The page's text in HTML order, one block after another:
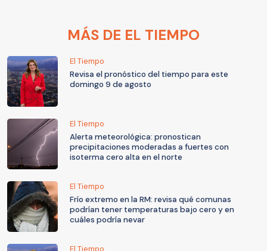
MÁS DE EL TIEMPO
El Tiempo
Revisa el pronóstico del tiempo para este
domingo 9 de agosto
El Tiempo
Alerta meteorológica: pronostican
precipitaciones moderadas a fuertes con
isoterma cero alta en el norte
El Tiempo
Frío extremo en la RM: revisa qué comunas
podrían tener temperaturas bajo cero y en
cuáles podría nevar
El Tiempo